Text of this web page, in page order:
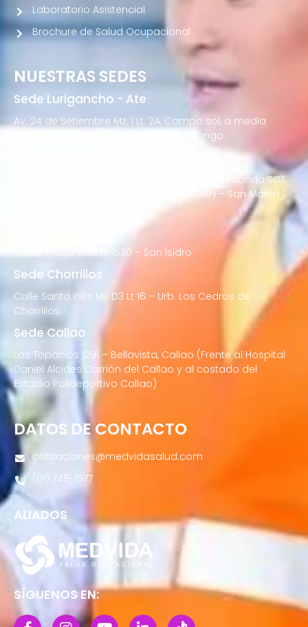
NUESTRAS SEDES
Sede Lurigancho - Ate
Av. 24 de Setiembre Mz. I Lt. 2A, Campo sol, a media
cuadra del Paradero Cabana, Carapongo.
Av. Francisco Bolognesi Nro. 101 Urb. Mesa Redonda SCT
02 (Esquina con Av. Gerardo Unger 7049) – San Martin
Javier Prado Este N°1530 – San Isidro
Sede Chorrillos
Calle Santa Inés Mz D3 Lt 16 – Urb. Los Cedros de
Chorrillos
Sede Callao
Los Topacios 1291 – Bellavista, Callao (Frente al Hospital
Daniel Alcides Carrión del Callao y al costado del
Estadio Polideportivo Callao)
Laboratorio Asistencial
Brochure de Salud Ocupacional
DATOS DE CONTACTO
cotizaciones@medvidasalud.com
(01) 748-1577
ALIADOS
SÍGUENOS EN: